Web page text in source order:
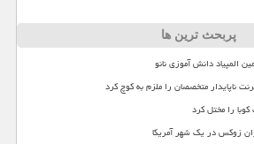
پربحث ترین ها
المپیاد دانش آموزی نانو
ناپایدار متخصصان را ملزم به کوچ کرد
را مختل کرد
زوکس در یک شهر آمریکا